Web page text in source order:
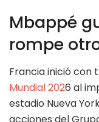
Mbappé
rompe
Francia inició con
Mundial 2026 al
estadio Nueva
acciones del